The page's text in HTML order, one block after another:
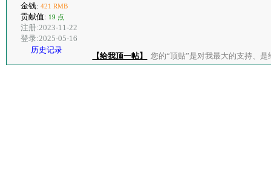
金钱: 421 RMB
贡献值: 19 点
注册:2023-11-22
登录:2025-05-16
历史记录
【给我顶一帖】 您的“顶贴”是对我最大的支持、